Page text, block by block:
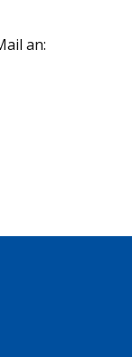
an: